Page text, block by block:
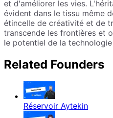
et d'améliorer les vies.
évident dans le tissu même
étincelle de créativité et de
transcende les frontières et
le potentiel de la
Related Founders
Réservoir Aytekin